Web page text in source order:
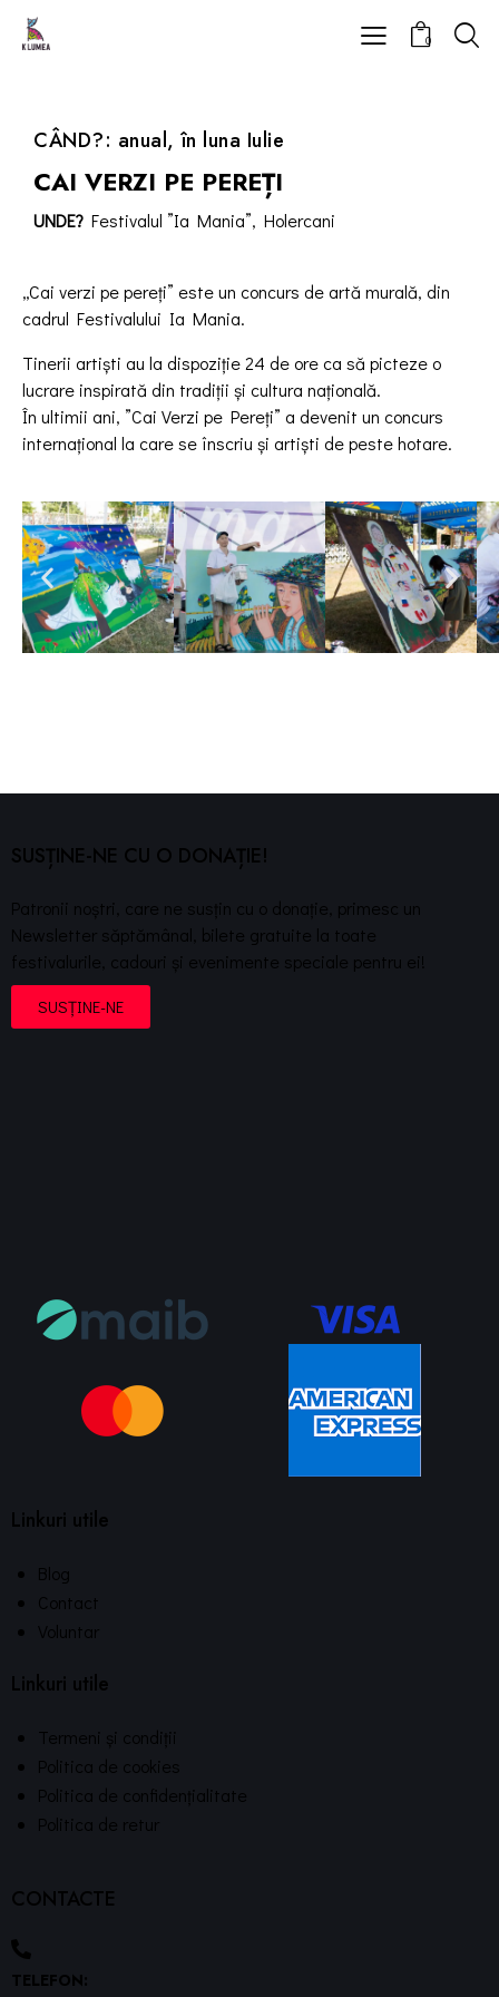
0
CÂND?: anual, în luna Iulie
CAI VERZI PE PEREȚI
UNDE? Festivalul ”Ia Mania”, Holercani
„Cai verzi pe pereți” este un concurs de artă murală, din
cadrul Festivalului Ia Mania.
Tinerii artiști au la dispoziție 24 de ore ca să picteze o
lucrare inspirată din tradiții și cultura națională.
În ultimii ani, ”Cai Verzi pe Pereți” a devenit un concurs
internațional la care se înscriu și artiști de peste hotare.
SUSȚINE-NE CU O DONAȚIE!
Patronii noștri, care ne susțin cu o donație, primesc un
Newsletter săptămânal, bilete gratuite la toate
festivalurile, cadouri și evenimente speciale pentru ei!
SUSȚINE-NE
Linkuri utile
Blog
Contact
Voluntar
Linkuri utile
Termeni și condiții
Politica de cookies
Politica de confidențialitate
Politica de retur
CONTACTE
TELEFON: